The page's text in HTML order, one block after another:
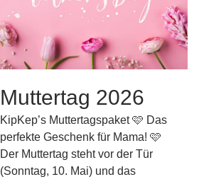
Muttertag 2026
KipKep’s Muttertagspaket 🩷 Das
perfekte Geschenk für Mama! 🩷
Der Muttertag steht vor der Tür
(Sonntag, 10. Mai) und das